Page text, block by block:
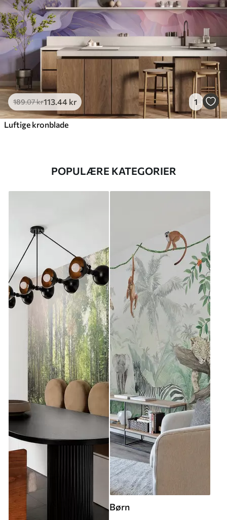
189.07kr113 .44 kr 1
Luftige kronblade
POPULÆRE KATEGORIER
Børn